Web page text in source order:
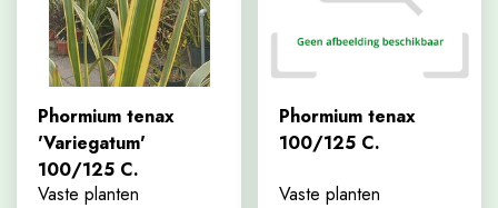
Phormium tenax
'Variegatum'
100/125 C.
Vaste planten
Phormium tenax
100/125 C.
Vaste planten